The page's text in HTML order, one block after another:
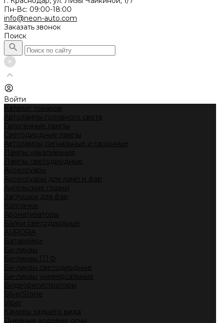
Пн-Вс: 09:00-18:00
info@neon-auto.com
Заказать звонок
Поиск
Войти
Каталог товаров
Автолампы головного света
Галогенные лампы
Светодиодные лампы
Автолампы сигнальные и салонные
Лампы накаливания
Лампы светодиодные
Аксессуары
Аксессуары для ламп и фар
Ангельские глазки
Заглушки для фар
Колпачки
Ароматизаторы
Балки светодиодные
AURORA
Батарейки
Би-линзы
Би-линзы ПТФ
Би-линзы светодиодные
Би-линзы универсальные
Видеорегистраторы
SilverStone
Viper
Камеры заднего вида
Дневные ходовые огни